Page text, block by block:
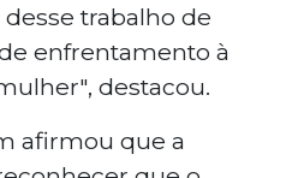
trabalho de
enfrentamento à
destacou.
afirmou que a